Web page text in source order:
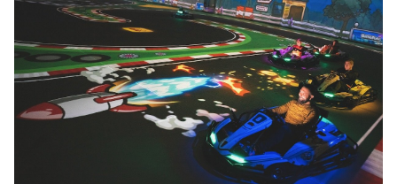
Draai aan het rad!
VRIJE TIJD
Sport
Nieuws